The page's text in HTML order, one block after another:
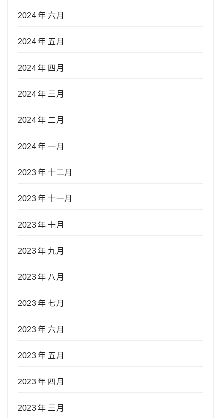
2024 年 六月
2024 年 五月
2024 年 四月
2024 年 三月
2024 年 二月
2024 年 一月
2023 年 十二月
2023 年 十一月
2023 年 十月
2023 年 九月
2023 年 八月
2023 年 七月
2023 年 六月
2023 年 五月
2023 年 四月
2023 年 三月